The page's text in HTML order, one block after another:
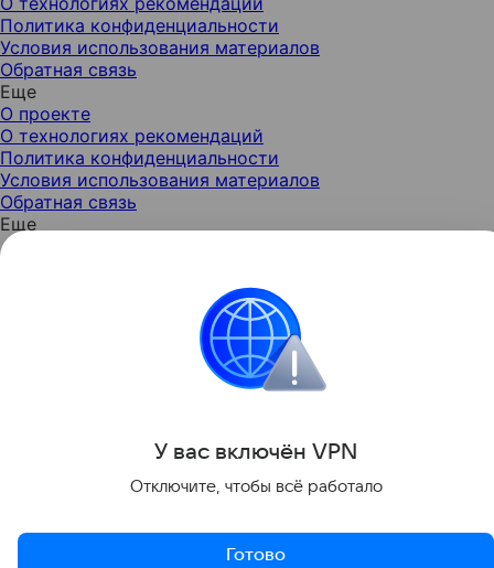
Политика конфиденциальности
Условия использования материалов
Обратная связь
Еще
О проекте
О технологиях рекомендаций
Политика конфиденциальности
Условия использования материалов
Обратная связь
Еще
У вас включён VPN
Отключите, чтобы всё работало
Готово